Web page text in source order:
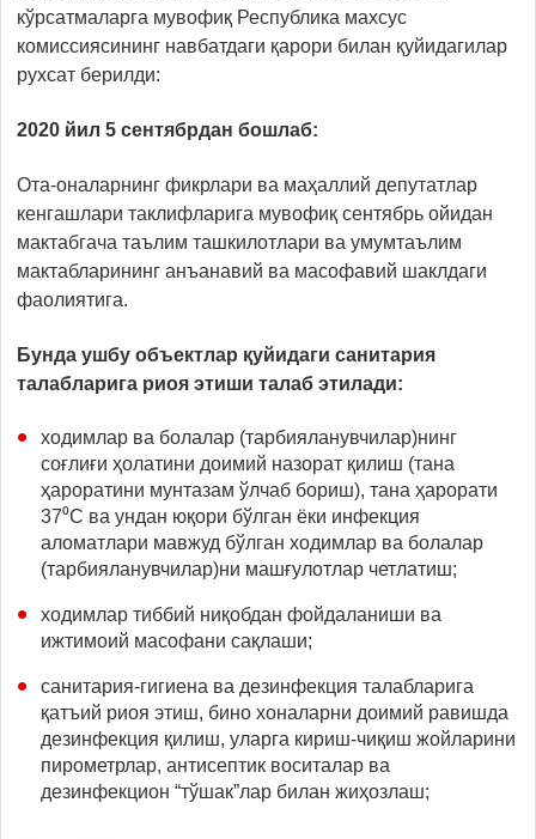
кўрсатмаларга мувофиқ Республика махсус
комиссиясининг навбатдаги қарори билан қуйидагилар
рухсат берилди:
2020 йил 5 сентябрдан бошлаб:
Ота-оналарнинг фикрлари ва маҳаллий депутатлар
кенгашлари таклифларига мувофиқ сентябрь ойидан
мактабгача таълим ташкилотлари ва умумтаълим
мактабларининг анъанавий ва масофавий шаклдаги
фаолиятига.
Бунда ушбу объектлар қуйидаги санитария
талабларига риоя этиши талаб этилади:
ходимлар ва болалар (тарбияланувчилар)нинг
соғлиғи ҳолатини доимий назорат қилиш (тана
ҳароратини мунтазам ўлчаб бориш), тана ҳарорати
37⁰С ва ундан юқори бўлган ёки инфекция
аломатлари мавжуд бўлган ходимлар ва болалар
(тарбияланувчилар)ни машғулотлар четлатиш;
ходимлар тиббий ниқобдан фойдаланиши ва
ижтимоий масофани сақлаши;
санитария-гигиена ва дезинфекция талабларига
қатъий риоя этиш, бино хоналарни доимий равишда
дезинфекция қилиш, уларга кириш-чиқиш жойларини
пирометрлар, антисептик воситалар ва
дезинфекцион “тўшак”лар билан жиҳозлаш;